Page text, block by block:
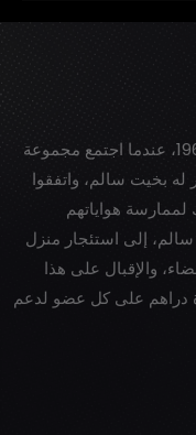
يعود تاريخ تأسيس نادي الوصل إلى عام 1960، عندما اجتمع مجموعة
بخيت سالم، واتفقوا
هواياتهم
إلى استئجار منزل
والإقبال على هذا
دراهم على كل عضو لدعم